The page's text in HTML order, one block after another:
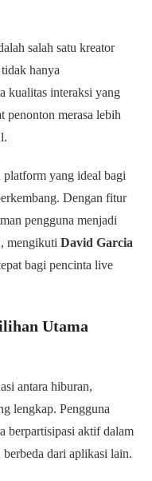
salah satu kreator
hanya
kualitas interaksi yang
penonton merasa lebih
yang ideal bagi
Dengan fitur
pengguna menjadi
mengikutiDavid Garcia
bagi pencinta live
Utama
antara hiburan,
lengkap. Pengguna
berpartisipasi aktif dalam
berbeda dari aplikasi lain.